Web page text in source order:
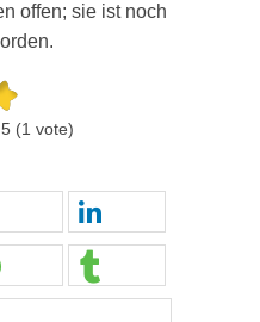
offen; sie ist noch
5 (1 vote)